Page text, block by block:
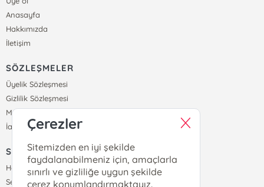
Anasayfa
Hakkımızda
İletişim
SÖZLEŞMELER
Üyelik Sözleşmesi
Gizlilik Sözleşmesi
Mesafeli Satış Sözleşmesi
İade ve Teslimat Koşulları
SİPARİŞ
Hesabım
Sepetim
Çerezler
Sitemizden en iyi şekilde
faydalanabilmeniz için, amaçlarla
sınırlı ve gizliliğe uygun şekilde
çerez konumlandırmaktayız.